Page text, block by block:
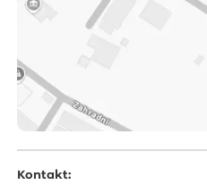
ověřený nákup dnes
Jana
Flos je nejlepší &#129321;
Kontakt: